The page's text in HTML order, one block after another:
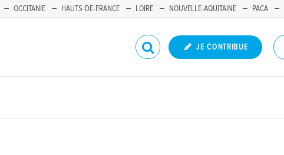
OCCITANIE HAUTS-DE-FRANCE LOIRE NOUVELLE-AQUITAINE PACA
JE CONTRIBUE